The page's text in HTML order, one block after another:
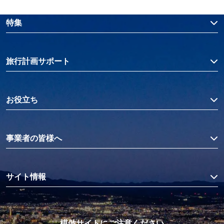
特集
旅行計画サポート
お役立ち
事業者の皆様へ
サイト情報